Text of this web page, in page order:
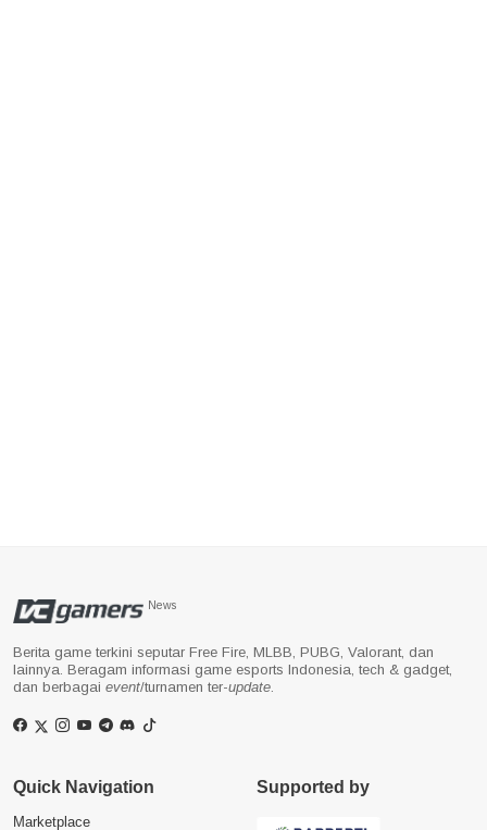
News
Berita game terkini seputar Free Fire, MLBB, PUBG, Valorant, dan
lainnya. Beragam informasi game esports Indonesia, tech & gadget,
dan berbagai event/turnamen ter-update.
Quick Navigation
Marketplace
Supported by